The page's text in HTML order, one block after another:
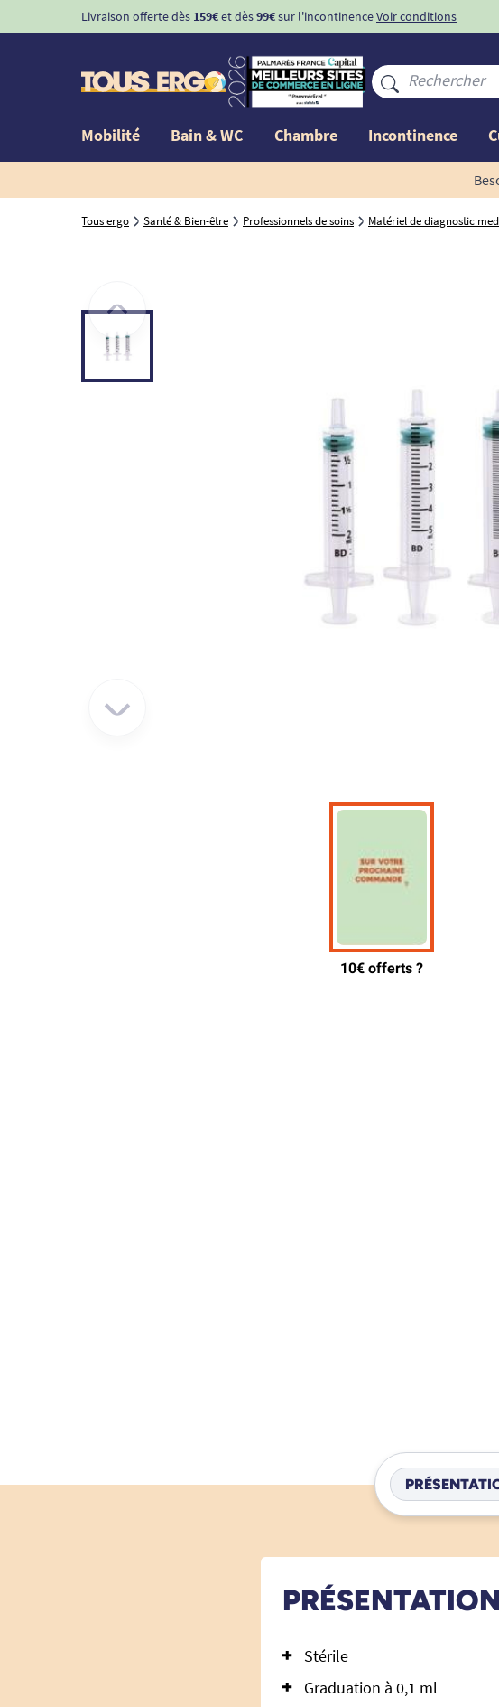
Livraison offerte dès 159€et dès99€sur l'incontinenceVoir conditions
Mobilité Bain & WC Chambre Incontinence
Tous ergo Santé & Bien-être Professionnels de soins Matériel de diagnostic
PRÉSENTATION
Stérile
Graduation à 0,1 ml